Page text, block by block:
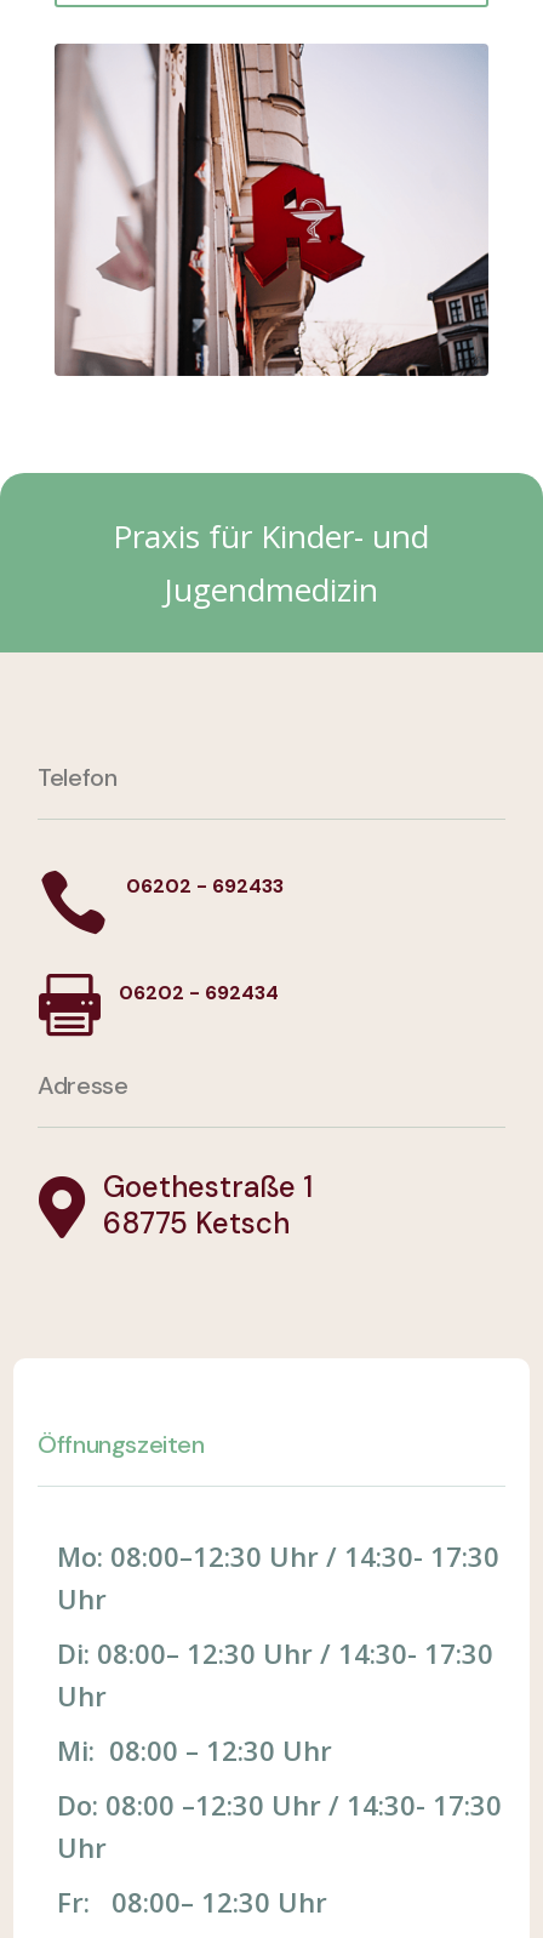
Praxis für Kinder- und
Jugendmedizin
Telefon
 06202 - 692433
 06202 - 692434
Adresse
 Goethestraße 1
68775 Ketsch
Öffnungszeiten
Mo: 08:00–12:30 Uhr / 14:30- 17:30
Uhr
Di: 08:00– 12:30 Uhr / 14:30- 17:30
Uhr
Mi: 08:00 – 12:30 Uhr
Do: 08:00 –12:30 Uhr / 14:30- 17:30
Uhr
Fr: 08:00– 12:30 Uhr